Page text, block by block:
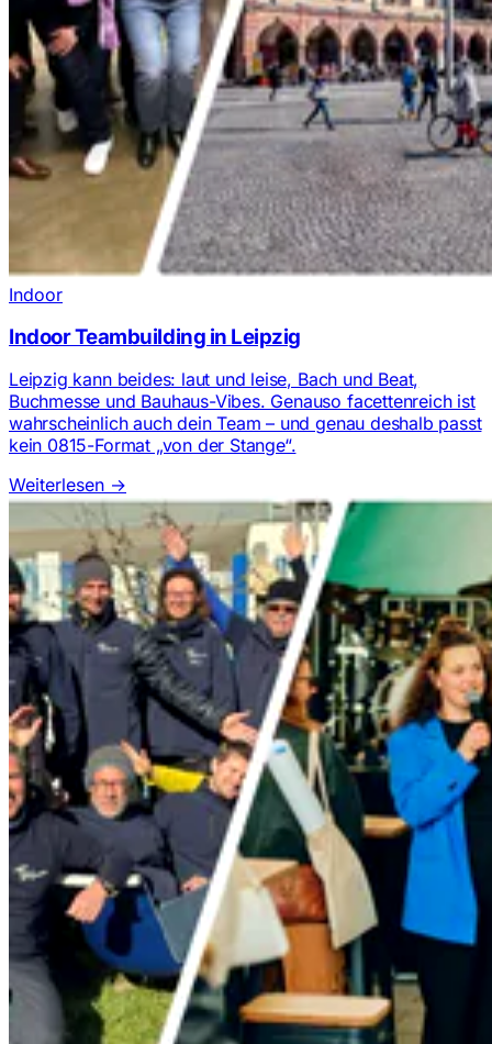
Indoor
Indoor Teambuilding in Leipzig
Leipzig kann beides: laut und leise, Bach und Beat,
Buchmesse und Bauhaus-Vibes. Genauso facettenreich ist
wahrscheinlich auch dein Team – und genau deshalb passt
kein 0815-Format „von der Stange“.
Weiterlesen →